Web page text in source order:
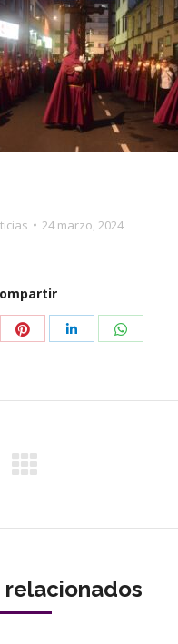
24 marzo, 2024
CompartirCompartirCompartir